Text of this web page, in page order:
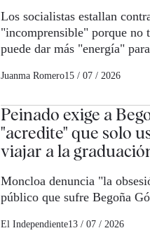
Los socialistas estallan
"incomprensible" porque no
puede dar más "energía"
Juanma Romero15 / 07 / 2026
Peinado exige a
"acredite" que solo
viajar a la
Moncloa denuncia "la
público que sufre Begoña
El Independiente13 / 07 / 2026